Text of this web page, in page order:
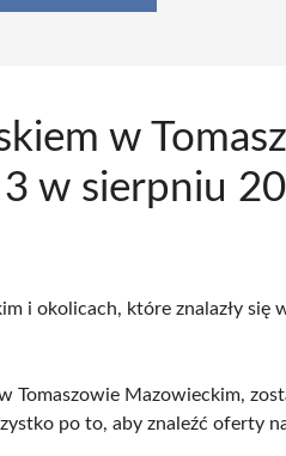
w
w sierpniu
i okolicach, które znalazły się
Mazowieckim,
po to, aby znaleźć oferty